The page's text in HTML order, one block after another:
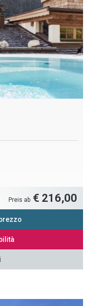
Preis ab € 216,00